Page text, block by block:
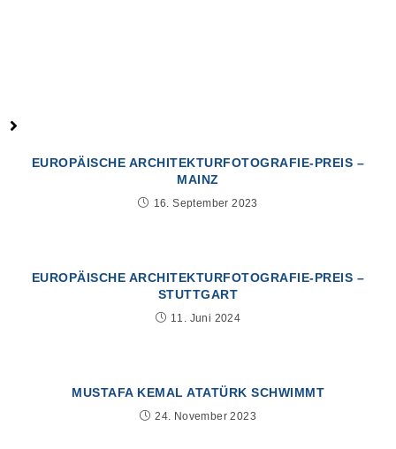
EUROPÄISCHE ARCHITEKTURFOTOGRAFIE-PREIS –
MAINZ
16. September 2023
EUROPÄISCHE ARCHITEKTURFOTOGRAFIE-PREIS –
STUTTGART
11. Juni 2024
MUSTAFA KEMAL ATATÜRK SCHWIMMT
24. November 2023